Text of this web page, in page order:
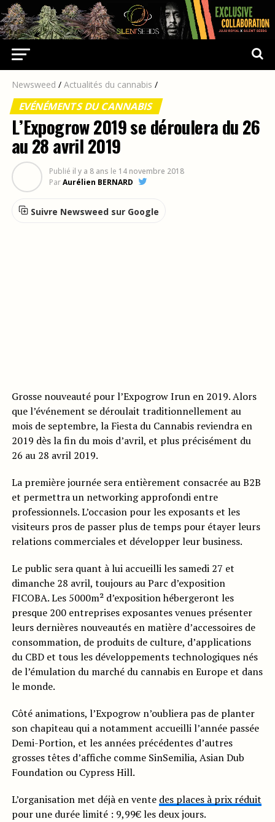
Newsweed / Actualités du cannabis /
EVÉNÉMENTS DU CANNABIS
L’Expogrow 2019 se déroulera du 26
au 28 avril 2019
Publié il y a 8 ans le 14 novembre 2018
ParAurélien BERNARD
Suivre Newsweed sur Google
Grosse nouveauté pour l’Expogrow Irun en 2019. Alors
que l’événement se déroulait traditionnellement au
mois de septembre, la Fiesta du Cannabis reviendra en
2019 dès la fin du mois d’avril, et plus précisément du
26 au 28 avril 2019.
La première journée sera entièrement consacrée au B2B
et permettra un networking approfondi entre
professionnels. L’occasion pour les exposants et les
visiteurs pros de passer plus de temps pour étayer leurs
relations commerciales et développer leur business.
Le public sera quant à lui accueilli les samedi 27 et
dimanche 28 avril, toujours au Parc d’exposition
FICOBA. Les 5000m² d’exposition hébergeront les
presque 200 entreprises exposantes venues présenter
leurs dernières nouveautés en matière d’accessoires de
consommation, de produits de culture, d’applications
du CBD et tous les développements technologiques nés
de l’émulation du marché du cannabis en Europe et dans
le monde.
Côté animations, l’Expogrow n’oubliera pas de planter
son chapiteau qui a notamment accueilli l’année passée
Demi-Portion, et les années précédentes d’autres
grosses têtes d’affiche comme SinSemilia, Asian Dub
Foundation ou Cypress Hill.
L’organisation met déjà en vente des places à prix réduit
pour une durée limité : 9,99€ les deux jours.